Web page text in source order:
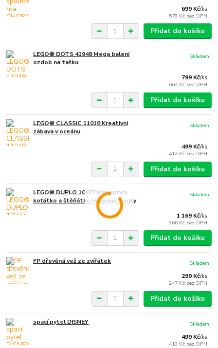
699 Kč/ks
578 Kč bez DPH
Přidat do košíku
LEGO® DOTS 41948 Mega balení
ozdob na tašku
799 Kč/ks
660 Kč bez DPH
Skladem
Přidat do košíku
LEGO® CLASSIC 11018 Kreativní
zábava v oceánu
499 Kč/ks
412 Kč bez DPH
Skladem
Přidat do košíku
LEGO® DUPLO 10977 Moje první
koťátko a štěňátko vydávající zvuky
1 169 Kč/ks
966 Kč bez DPH
Skladem
Přidat do košíku
FP dřevěná vež ze zvířátek
299 Kč/ks
247 Kč bez DPH
Skladem
Přidat do košíku
spací pytel DISNEY
499 Kč/ks
412 Kč bez DPH
Skladem